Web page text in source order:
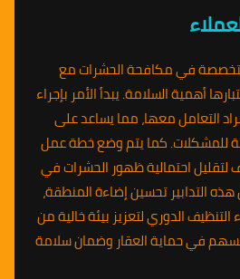
في مكافحة الحشرات مع
أهمية السلامة. يبدأ الأمر بإجراء
التعامل معها، مما يساعد على
للمشكلات. كما يتم وضع خطة عمل
لتقليل احتمالية ظهور الحشرات في
التدابير تحسين إضاءة المنطقة،
التنظيف الدوري لتعزيز بيئة خالية من
في حماية العقار وضمان سلامة